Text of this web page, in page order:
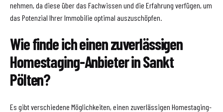
nehmen, da diese über das Fachwissen und die Erfahrung verfügen, um
das Potenzial Ihrer Immobilie optimal auszuschöpfen.
Wie finde ich einen zuverlässigen
Homestaging-Anbieter in Sankt
Pölten?
Es gibt verschiedene Möglichkeiten, einen zuverlässigen Homestaging-